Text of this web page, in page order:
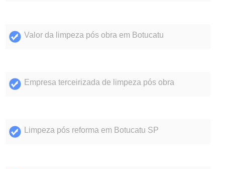
Valor da limpeza pós obra em Botucatu
Empresa terceirizada de limpeza pós obra
Limpeza pós reforma em Botucatu SP